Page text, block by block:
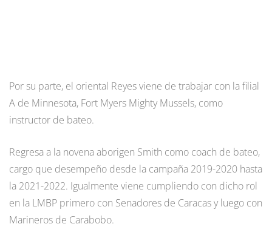
Por su parte, el oriental Reyes viene de trabajar con la filial
A de Minnesota, Fort Myers Mighty Mussels, como
instructor de bateo.
Regresa a la novena aborigen Smith como coach de bateo,
cargo que desempeño desde la campaña 2019-2020 hasta
la 2021-2022. Igualmente viene cumpliendo con dicho rol
en la LMBP primero con Senadores de Caracas y luego con
Marineros de Carabobo.